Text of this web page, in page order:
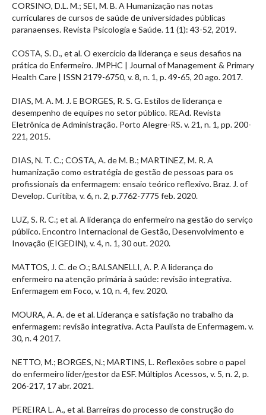
CORSINO, D.L. M.; SEI, M. B. A Humanização nas notas
curriculares de cursos de saúde de universidades públicas
paranaenses. Revista Psicologia e Saúde. 11 (1): 43-52, 2019.
COSTA, S. D., et al. O exercício da liderança e seus desafios na
prática do Enfermeiro. JMPHC | Journal of Management & Primary
Health Care | ISSN 2179-6750, v. 8, n. 1, p. 49-65, 20 ago. 2017.
DIAS, M. A. M. J. E BORGES, R. S. G. Estilos de liderança e
desempenho de equipes no setor público. REAd. Revista
Eletrônica de Administração. Porto Alegre-RS. v. 21, n. 1, pp. 200-
221, 2015.
DIAS, N. T. C.; COSTA, A. de M. B.; MARTINEZ, M. R. A
humanização como estratégia de gestão de pessoas para os
profissionais da enfermagem: ensaio teórico reflexivo. Braz. J. of
Develop. Curitiba, v. 6, n. 2, p.7762-7775 feb. 2020.
LUZ, S. R. C.; et al. A liderança do enfermeiro na gestão do serviço
público. Encontro Internacional de Gestão, Desenvolvimento e
Inovação (EIGEDIN), v. 4, n. 1, 30 out. 2020.
MATTOS, J. C. de O.; BALSANELLI, A. P. A liderança do
enfermeiro na atenção primária à saúde: revisão integrativa.
Enfermagem em Foco, v. 10, n. 4, fev. 2020.
MOURA, A. A. de et al. Liderança e satisfação no trabalho da
enfermagem: revisão integrativa. Acta Paulista de Enfermagem. v.
30, n. 4 2017.
NETTO, M.; BORGES, N.; MARTINS, L. Reflexões sobre o papel
do enfermeiro líder/gestor da ESF. Múltiplos Acessos, v. 5, n. 2, p.
206-217, 17 abr. 2021.
PEREIRA L. A., et al. Barreiras do processo de construção do